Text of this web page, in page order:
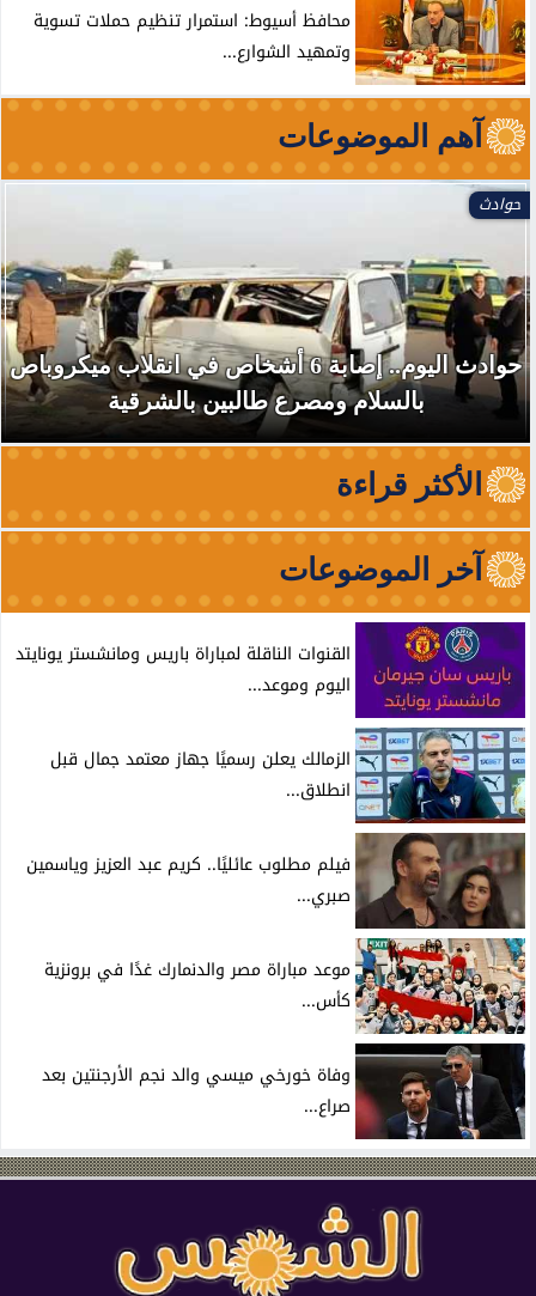
محافظ أسيوط: استمرار تنظيم حملات تسوية
وتمهيد الشوارع...
آهم الموضوعات
حوادث
حوادث اليوم.. إصابة 6 أشخاص في انقلاب ميكروباص
بالسلام ومصرع طالبين بالشرقية
الأكثر قراءة
آخر الموضوعات
القنوات الناقلة لمباراة باريس ومانشستر يونايتد
اليوم وموعد...
الزمالك يعلن رسميًا جهاز معتمد جمال قبل
انطلاق...
فيلم مطلوب عائليًا.. كريم عبد العزيز وياسمين
صبري...
موعد مباراة مصر والدنمارك غدًا في برونزية
كأس...
وفاة خورخي ميسي والد نجم الأرجنتين بعد
صراع...